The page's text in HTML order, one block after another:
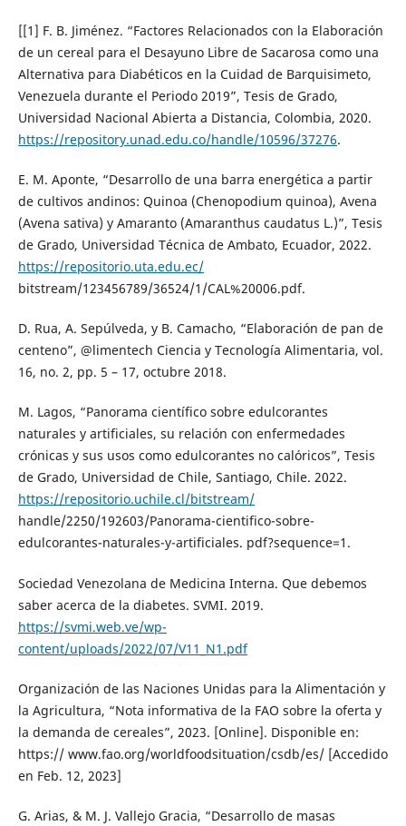
[[1] F. B. Jiménez. “Factores Relacionados con la Elaboración
de un cereal para el Desayuno Libre de Sacarosa como una
Alternativa para Diabéticos en la Cuidad de Barquisimeto,
Venezuela durante el Periodo 2019”, Tesis de Grado,
Universidad Nacional Abierta a Distancia, Colombia, 2020.
https://repository.unad.edu.co/handle/10596/37276.
E. M. Aponte, “Desarrollo de una barra energética a partir
de cultivos andinos: Quinoa (Chenopodium quinoa), Avena
(Avena sativa) y Amaranto (Amaranthus caudatus L.)”, Tesis
de Grado, Universidad Técnica de Ambato, Ecuador, 2022.
https://repositorio.uta.edu.ec/
bitstream/123456789/36524/1/CAL%20006.pdf.
D. Rua, A. Sepúlveda, y B. Camacho, “Elaboración de pan de
centeno”, @limentech Ciencia y Tecnología Alimentaria, vol.
16, no. 2, pp. 5 – 17, octubre 2018.
M. Lagos, “Panorama científico sobre edulcorantes
naturales y artificiales, su relación con enfermedades
crónicas y sus usos como edulcorantes no calóricos”, Tesis
de Grado, Universidad de Chile, Santiago, Chile. 2022.
https://repositorio.uchile.cl/bitstream/
handle/2250/192603/Panorama-cientifico-sobre-
edulcorantes-naturales-y-artificiales. pdf?sequence=1.
Sociedad Venezolana de Medicina Interna. Que debemos
saber acerca de la diabetes. SVMI. 2019.
https://svmi.web.ve/wp-
content/uploads/2022/07/V11_N1.pdf
Organización de las Naciones Unidas para la Alimentación y
la Agricultura, “Nota informativa de la FAO sobre la oferta y
la demanda de cereales”, 2023. [Online]. Disponible en:
https:// www.fao.org/worldfoodsituation/csdb/es/ [Accedido
en Feb. 12, 2023]
G. Arias, & M. J. Vallejo Gracia, “Desarrollo de masas